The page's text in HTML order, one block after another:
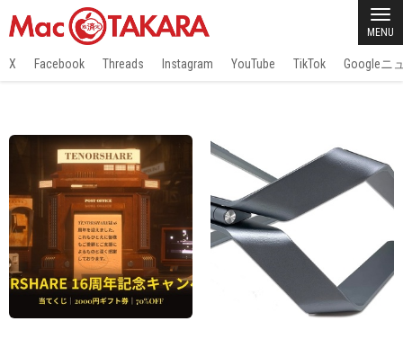
MENU
X Facebook Threads Instagram YouTube TikTok Googleニ